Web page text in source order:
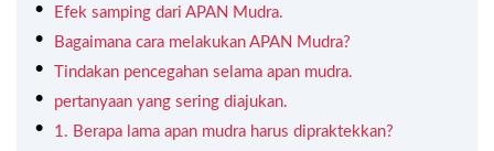
Efek samping dari APAN Mudra.
Bagaimana cara melakukan APAN Mudra?
Tindakan pencegahan selama apan mudra.
pertanyaan yang sering diajukan.
1. Berapa lama apan mudra harus dipraktekkan?